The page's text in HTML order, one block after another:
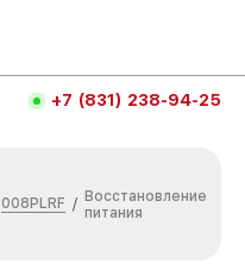
+7 (831) 238-94-25
008PLRF / Восстановление
питания